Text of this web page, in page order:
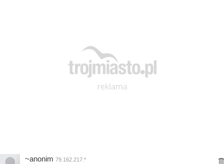
~anonim 79.162.217.*